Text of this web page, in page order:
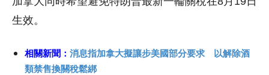
生效。
相關新聞： 消息指加拿大擬讓步美國部分要求 以解除酒
類禁售換關稅鬆綁